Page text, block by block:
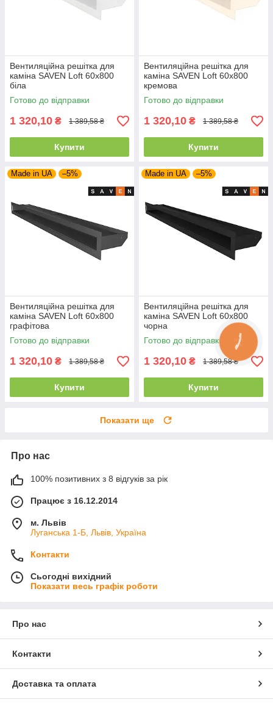
Вентиляційна решітка для
каміна SAVEN Loft 60х800
біла
Готово до відправки
1 320,10 ₴ 1 389,58 ₴
Купити
Вентиляційна решітка для
каміна SAVEN Loft 60х800
кремова
Готово до відправки
1 320,10 ₴ 1 389,58 ₴
Купити
Made in UA –5%
Вентиляційна решітка для
каміна SAVEN Loft 60х800
графітова
Готово до відправки
1 320,10 ₴ 1 389,58 ₴
Купити
Made in UA –5%
Вентиляційна решітка для
каміна SAVEN Loft 60х800
чорна
Готово до відправки
1 320,10 ₴ 1 389,58 ₴
Купити
Показати ще
Про нас
100% позитивних з 8 відгуків за рік
Працює з 16.12.2014
м. Львів
Луганська 1-Б, Львів, Україна
Контакти
Сьогодні вихідний
Показати весь графік роботи
Про нас
Контакти
Доставка та оплата